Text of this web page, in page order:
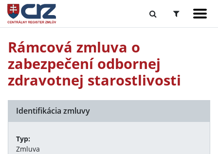
Rámcová zmluva o
zabezpečení odbornej
zdravotnej starostlivosti
Identifikácia zmluvy
Typ:
Zmluva